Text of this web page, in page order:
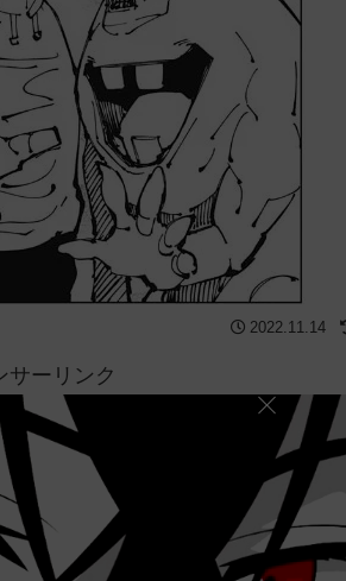
2022.11.14
サーリンク